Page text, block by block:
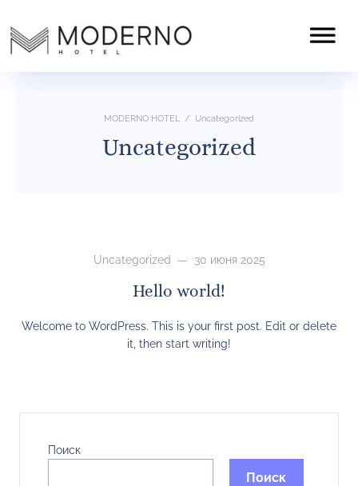
MODERNO HOTEL / Uncategorized
Uncategorized
Uncategorized — 30 июня 2025
Hello world!
Welcome to WordPress. This is your first post. Edit or delete
it, then start writing!
Поиск
Поиск